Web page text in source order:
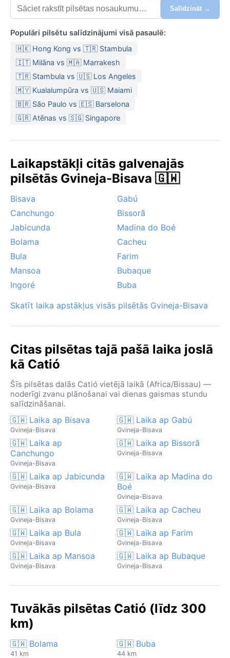
Salīdzināt →
Populāri pilsētu salīdzinājumi visā pasaulē:
🇭🇰 Hong Kong vs 🇹🇷 Stambula
🇮🇹 Milāna vs 🇲🇦 Marrakesh
🇹🇷 Stambula vs 🇺🇸 Los Angeles
🇲🇾 Kualalumpūra vs 🇺🇸 Maiami
🇧🇷 São Paulo vs 🇪🇸 Barselona
🇬🇷 Atēnas vs 🇸🇬 Singapore
Laikapstākļi citās galvenajās
pilsētās Gvineja-Bisava 🇬🇼
Bisava
Gabú
Canchungo
Bissorã
Jabicunda
Madina do Boé
Bolama
Cacheu
Bula
Farim
Mansoa
Bubaque
Ingoré
Buba
Skatīt laika apstākļus visās pilsētās Gvineja-Bisava
Citas pilsētas tajā pašā laika joslā
kā Catió
Šīs pilsētas dalās Catió vietējā laikā (Africa/Bissau) —
noderīgi zvanu plānošanai vai dienas gaismas stundu
salīdzināšanai.
🇬🇼 Laika ap Bisava
Gvineja-Bisava
🇬🇼 Laika ap Gabú
Gvineja-Bisava
🇬🇼 Laika ap
Canchungo
Gvineja-Bisava
🇬🇼 Laika ap Bissorã
Gvineja-Bisava
🇬🇼 Laika ap Jabicunda
Gvineja-Bisava
🇬🇼 Laika ap Madina do
Boé
Gvineja-Bisava
🇬🇼 Laika ap Bolama
Gvineja-Bisava
🇬🇼 Laika ap Cacheu
Gvineja-Bisava
🇬🇼 Laika ap Bula
Gvineja-Bisava
🇬🇼 Laika ap Farim
Gvineja-Bisava
🇬🇼 Laika ap Mansoa
Gvineja-Bisava
🇬🇼 Laika ap Bubaque
Gvineja-Bisava
Tuvākās pilsētas Catió (līdz 300
km)
🇬🇼 Bolama
41 km
🇬🇼 Buba
44 km